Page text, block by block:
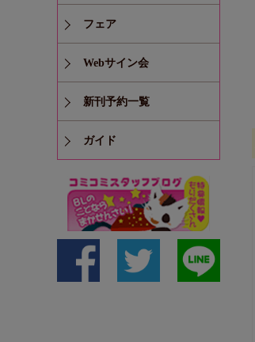
フェア
Webサイン会
新刊予約一覧
ガイド